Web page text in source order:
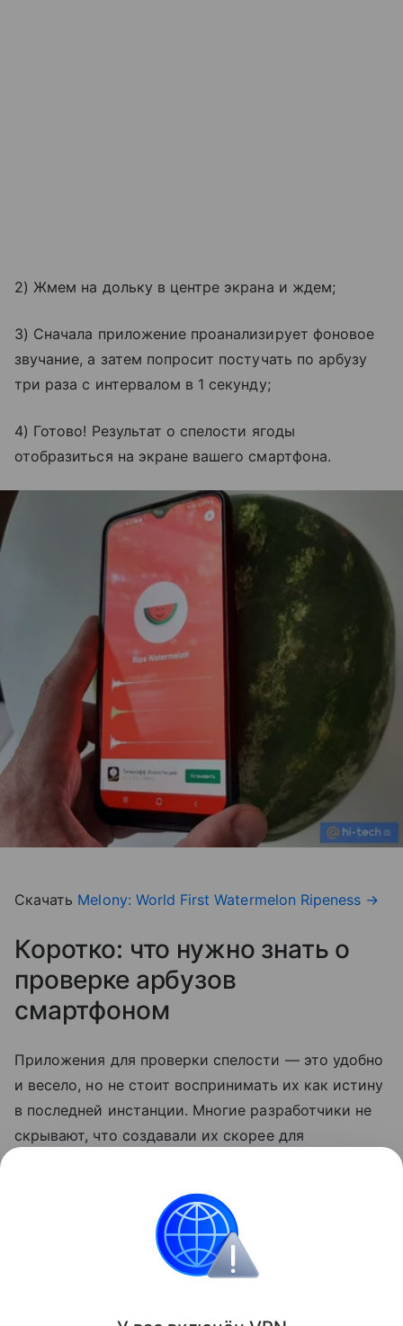
2) Жмем на дольку в центре экрана и ждем;
3) Сначала приложение проанализирует фоновое
звучание, а затем попросит постучать по арбузу
три раза с интервалом в 1 секунду;
4) Готово! Результат о спелости ягоды
отобразиться на экране вашего смартфона.
Скачать Melony: World First Watermelon Ripeness →
Коротко: что нужно знать о
проверке арбузов
смартфоном
Приложения для проверки спелости — это удобно
и весело, но не стоит воспринимать их как истину
в последней инстанции. Многие разработчики не
скрывают, что создавали их скорее для
Лайфхаки
Поделиться